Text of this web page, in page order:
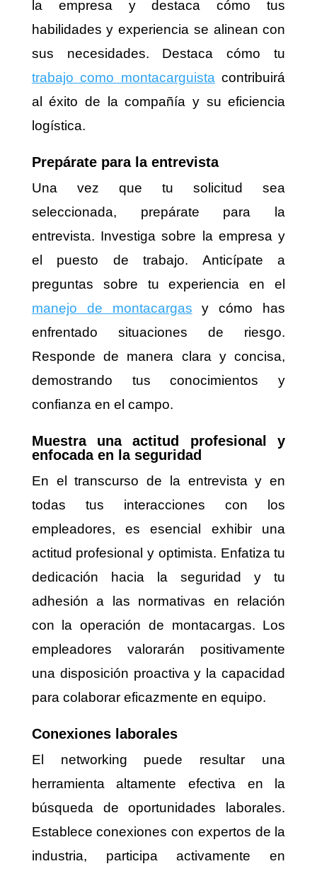
la empresa y destaca cómo tus
habilidades y experiencia se alinean con
sus necesidades. Destaca cómo tu
trabajo como montacarguista contribuirá
al éxito de la compañía y su eficiencia
logística.
Prepárate para la entrevista
Una vez que tu solicitud sea
seleccionada, prepárate para la
entrevista. Investiga sobre la empresa y
el puesto de trabajo. Anticípate a
preguntas sobre tu experiencia en el
manejo de montacargas y cómo has
enfrentado situaciones de riesgo.
Responde de manera clara y concisa,
demostrando tus conocimientos y
confianza en el campo.
Muestra una actitud profesional y
enfocada en la seguridad
En el transcurso de la entrevista y en
todas tus interacciones con los
empleadores, es esencial exhibir una
actitud profesional y optimista. Enfatiza tu
dedicación hacia la seguridad y tu
adhesión a las normativas en relación
con la operación de montacargas. Los
empleadores valorarán positivamente
una disposición proactiva y la capacidad
para colaborar eficazmente en equipo.
Conexiones laborales
El networking puede resultar una
herramienta altamente efectiva en la
búsqueda de oportunidades laborales.
Establece conexiones con expertos de la
industria, participa activamente en